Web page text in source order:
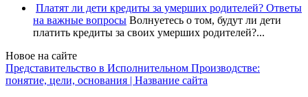
Платят ли дети кредиты за умерших родителей? Ответы
на важные вопросы Волнуетесь о том, будут ли дети
платить кредиты за своих умерших родителей?...
Новое на сайте
Представительство в Исполнительном Производстве:
понятие, цели, основания | Название сайта